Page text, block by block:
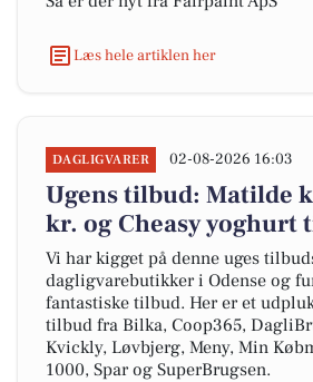
Læs hele artiklen her
DAGLIGVARER 02-08-2026 16:03
Ugens tilbud: Matilde
kr. og Cheasy yoghurt
Vi har kigget på denne uges
dagligvarebutikker i Odense og
fantastiske tilbud. Her er et
tilbud fra Bilka, Coop365,
Kvickly, Løvbjerg, Meny, Min
1000, Spar og SuperBrugsen.